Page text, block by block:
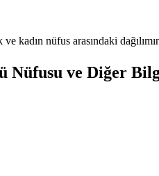
kadın nüfus arasındaki
Nüfusu ve Diğer